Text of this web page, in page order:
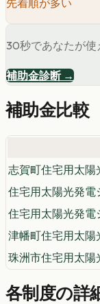
先着順が多い
30秒であなたが
補助金診断 →
補助金比較
志賀町住宅用太陽
住宅用太陽光発電
住宅用太陽光発電
津幡町住宅用太陽
珠洲市住宅用太陽
各制度の詳